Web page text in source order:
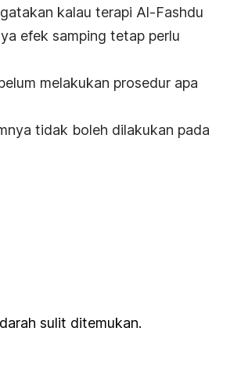
kalau terapi Al-Fashdu
efek samping tetap perlu
melakukan prosedur apa
tidak boleh dilakukan pada
sulit ditemukan.